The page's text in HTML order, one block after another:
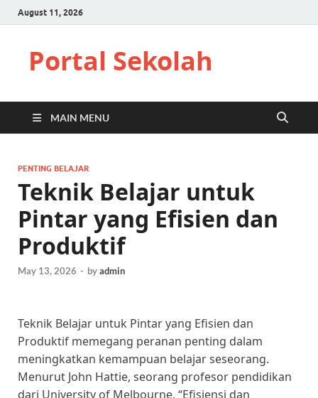
August 11, 2026
Portal Sekolah
MAIN MENU
PENTING BELAJAR
Teknik Belajar untuk
Pintar yang Efisien dan
Produktif
May 13, 2026 - byadmin
Teknik Belajar untuk Pintar yang Efisien dan
Produktif memegang peranan penting dalam
meningkatkan kemampuan belajar seseorang.
Menurut John Hattie, seorang profesor pendidikan
dari University of Melbourne, “Efisiensi dan